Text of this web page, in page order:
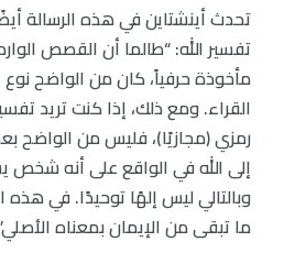
تحدث أينشتاين في هذه الرسالة
تفسير الله: “طالما أن القصص
مأخوذة حرفياً، كان من الواضح
القراء. ومع ذلك، إذا كنت تريد
رمزي (مجازيًا)، فليس من الواضح
إلى الله في الواقع على أنه شخص
وبالتالي ليس إلهًا توحيدًا. في
ما تبقى من الإيمان بمعناه